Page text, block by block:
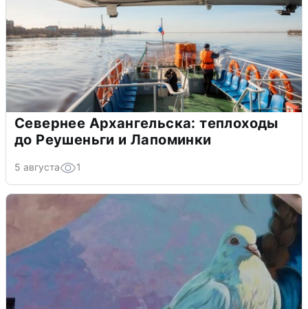
Севернее Архангельска: теплоходы
до Реушеньги и Лапоминки
5 августа 1